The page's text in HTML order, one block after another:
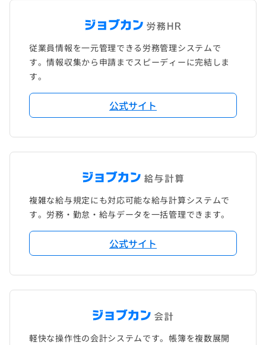
従業員情報を一元管理できる労務管理システムで
す。情報収集から申請までスピーディーに完結しま
す。
公式サイト
複雑な給与規定にも対応可能な給与計算システムで
す。労務・勤怠・給与データを一括管理できます。
公式サイト
軽快な操作性の会計システムです。帳簿を複数展開